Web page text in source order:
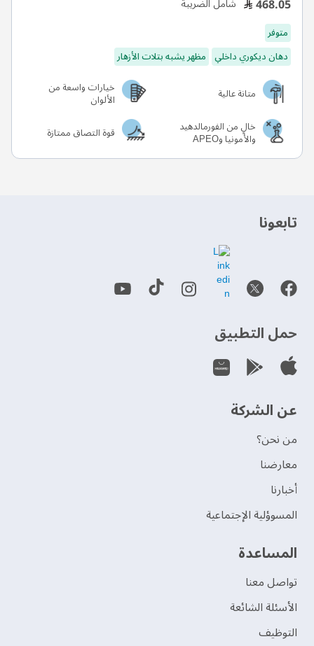
468.05
متوفر
دهان ديكوري داخلي مظهر يشبه بتلات الأزهار
متانة عالية
خيارات واسعة من
الألوان
خالٍ من الفورمالدهيد
والأمونيا وAPEO قوة التصاق ممتازة
‫تابعونا‬
حمل التطبيق
عن الشركة
من نحن؟
‫معارضنا‬
‫أخبارنا‬
المسوؤلية الإجتماعية
‫المساعدة‬
تواصل معنا
الأسئلة الشائعة
التوظيف